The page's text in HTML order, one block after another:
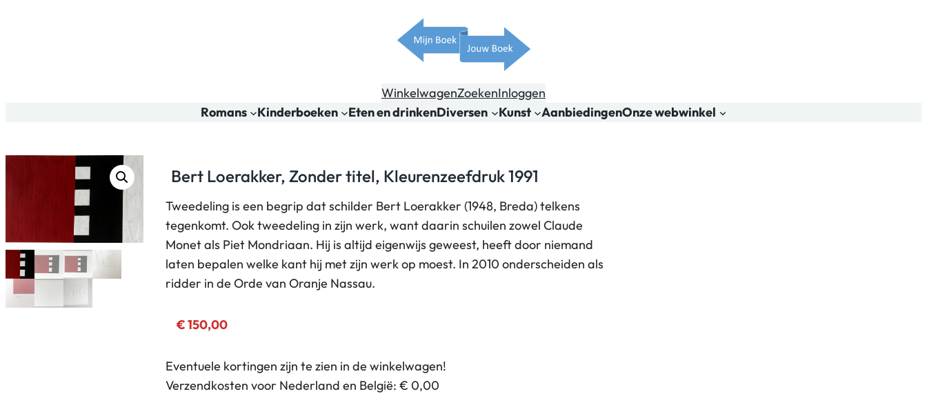
WinkelwagenZoekenInloggen
Romans
Kinderboeken Eten en drinkenDiversen Kunst AanbiedingenOnze webwinkel
Bert Loerakker, Zonder titel, Kleurenzeefdruk 1991
Tweedeling is een begrip dat schilder Bert Loerakker (1948, Breda) telkens
tegenkomt. Ook tweedeling in zijn werk, want daarin schuilen zowel Claude
Monet als Piet Mondriaan. Hij is altijd eigenwijs geweest, heeft door niemand
laten bepalen welke kant hij met zijn werk op moest. In 2010 onderscheiden als
ridder in de Orde van Oranje Nassau.
€150,00
Eventuele kortingen zijn te zien in de winkelwagen!
Verzendkosten voor Nederland en België: € 0,00